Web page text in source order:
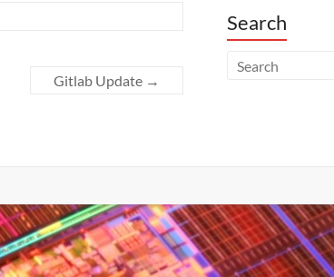
Gitlab Update →
Search